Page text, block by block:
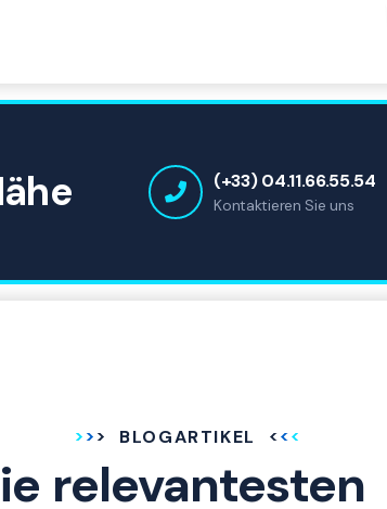
(+33) 04.11.66.55.54
Kontaktieren Sie uns
BLOGARTIKEL
relevantesten